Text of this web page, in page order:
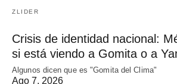
ZLIDER
Crisis de identidad nacional:
si está viendo a Gomita o a
Algunos dicen que es "Gomita del Clima"
Ago 7, 2026